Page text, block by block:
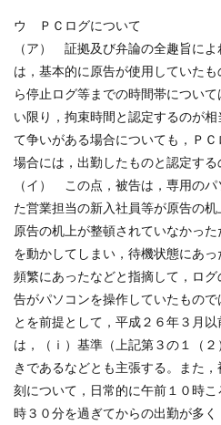
ウ ＰＣログについて
（ア） 証拠及び弁論の全趣旨に
は，基本的に原告が使用していた
ら停止ログ等までの時間帯につい
い限り，拘束時間と認定するのが
て争いがある場合についても，Ｐ
場合には，出勤したものと認定する
（イ） この点，被告は，専用の
た営業担当の新入社員等が原告の
原告の机上が整頓されていなかっ
を動かしてしまい，待機状態にあ
頻繁にあったなどと指摘して，ロ
告がパソコンを操作していたもの
とを前提として，平成２６年３月
は，（ｉ）基準（上記第３の１（
きであるなどとも主張する。また
刻について，日常的に午前１０時
時３０分を過ぎてからの出勤が多